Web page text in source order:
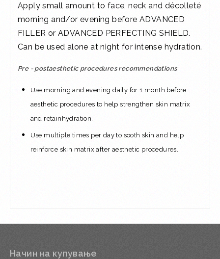
Apply small amount to face, neck and décolleté
morning and/or evening before ADVANCED
FILLER or ADVANCED PERFECTING SHIELD.
Can be used alone at night for intense hydration.
Pre - postaesthetic procedures recommendations
Use morning and evening daily for 1 month before
aesthetic procedures to help strengthen skin matrix
and retain hydration.
Use multiple times per day to sooth skin and help
reinforce skin matrix after aesthetic procedures.
Начин на купување